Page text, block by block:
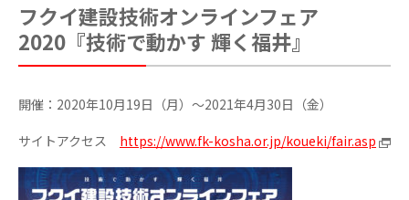
フクイ建設技術オンラインフェア
2020 『技術で動かす 輝く福井』
開催：2020年10月19日（月）～2021年4月30日（金）
サイトアクセス https://www.fk-kosha.or.jp/koueki/fair.asp